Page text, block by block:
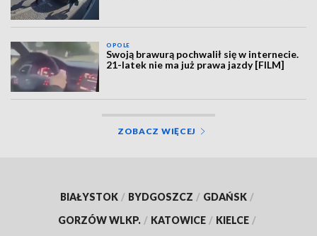
OPOLE
Swoją brawurą pochwalił się w internecie.
21-latek nie ma już prawa jazdy [FILM]
ZOBACZ WIĘCEJ
BIAŁYSTOK / BYDGOSZCZ / GDAŃSK /
GORZÓW WLKP. / KATOWICE / KIELCE /